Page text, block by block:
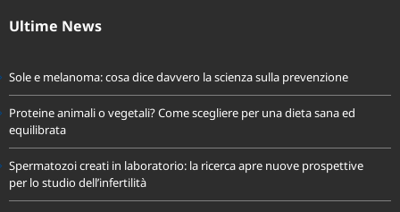
Sole e melanoma: cosa dice davvero la scienza sulla prevenzione
Proteine animali o vegetali? Come scegliere per una dieta sana ed
equilibrata
Spermatozoi creati in laboratorio: la ricerca apre nuove prospettive
per lo studio dell’infertilità